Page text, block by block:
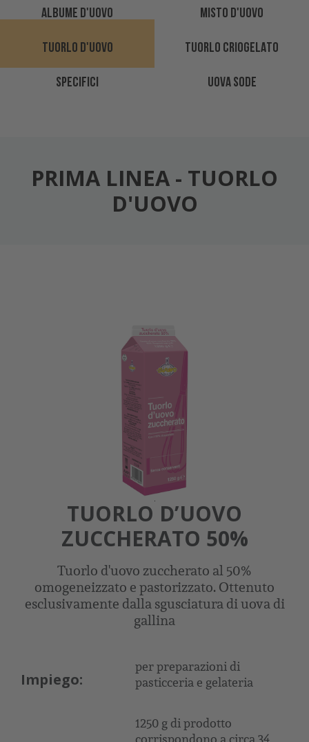
ALBUME D'UOVO MISTO D'UOVO
TUORLO D'UOVO TUORLO CRIOGELATO
SPECIFICI UOVA SODE
PRIMA LINEA - TUORLO
D'UOVO
TUORLO D’UOVO
ZUCCHERATO 50%
Tuorlo d'uovo zuccherato al 50%
omogeneizzato e pastorizzato. Ottenuto
esclusivamente dalla sgusciatura di uova di
gallina
Impiego:
per preparazioni di
pasticceria e gelateria
1250 g di prodotto